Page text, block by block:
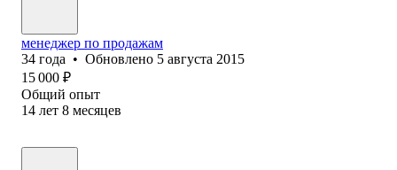
менеджер по продажам
34 года • Обновлено 5 августа 2015
15 000 ₽
Общий опыт
14 лет 8 месяцев